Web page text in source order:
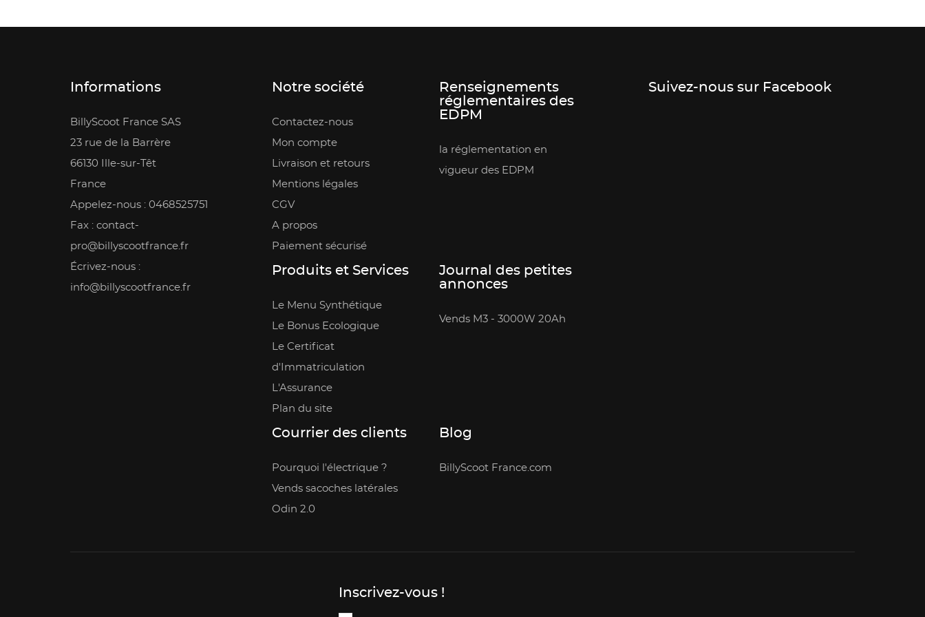
Informations
BillyScoot France SAS
23 rue de la Barrère
66130 Ille-sur-Têt
France
Appelez-nous : 0468525751
Fax : contact-
pro@billyscootfrance.fr
Écrivez-nous :
info@billyscootfrance.fr
Notre société
Contactez-nous
Mon compte
Livraison et retours
Mentions légales
CGV
A propos
Paiement sécurisé
Renseignements
réglementaires des
EDPM
la réglementation en
vigueur des EDPM
Produits et Services
Le Menu Synthétique
Le Bonus Ecologique
Le Certificat
d'Immatriculation
L'Assurance
Plan du site
Journal des petites
annonces
Vends M3 - 3000W 20Ah
Courrier des clients
Pourquoi l'électrique ?
Vends sacoches latérales
Odin 2.0
Blog
BillyScoot France.com
Suivez-nous sur Facebook
Inscrivez-vous !